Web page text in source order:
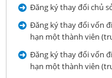
Đăng ký thay đổi chủ
Đăng ký thay đổi vốn
hạn một thành viên
Đăng ký thay đổi vốn
hạn một thành viên